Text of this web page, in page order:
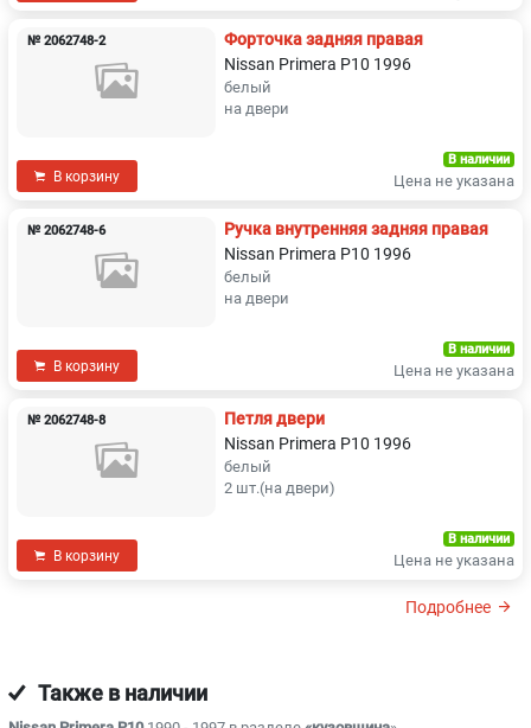
№ 2062748-2
Форточка задняя правая
Nissan Primera P10 1996
белый
на двери
В корзину
В наличии
Цена не указана
№ 2062748-6
Ручка внутренняя задняя правая
Nissan Primera P10 1996
белый
на двери
В корзину
В наличии
Цена не указана
№ 2062748-8
Петля двери
Nissan Primera P10 1996
белый
2 шт.(на двери)
В корзину
В наличии
Цена не указана
Подробнее
Также в наличии